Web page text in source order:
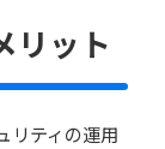
リット
リティの運用